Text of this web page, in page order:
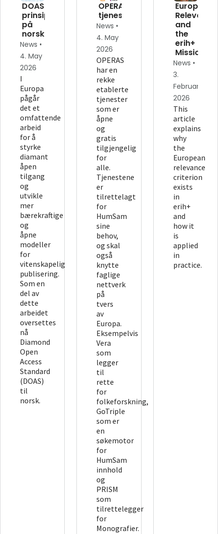
DOAS-
prinsippene
på
norsk
News •
4. May
2026
I
Europa
pågår
det et
omfattende
arbeid
for å
styrke
diamant
åpen
tilgang
og
utvikle
mer
bærekraftige
og
åpne
modeller
for
vitenskapelig
publisering.
Som en
del av
dette
arbeidet
oversettes
nå
Diamond
Open
Access
Standard
(DOAS)
til
norsk.
OPERAS'
tjenester
News •
4. May
2026
OPERAS
har en
rekke
etablerte
tjenester
som er
åpne
og
gratis
tilgjengelig
for
alle.
Tjenestene
er
tilrettelagt
for
HumSam
sine
behov,
og skal
også
knytte
faglige
nettverk
på
tvers
av
Europa.
Eksempelvis
Vera
som
legger
til
rette
for
folkeforskning,
GoTriple
som er
en
søkemotor
for
HumSam
innhold
og
PRISM
som
tilrettelegger
for
Monografier.
European
Relevance
and
the
erih+
Mission
News •
3.
February
2026
This
article
explains
why
the
European
relevance
criterion
exists
in
erih+
and
how it
is
applied
in
practice.